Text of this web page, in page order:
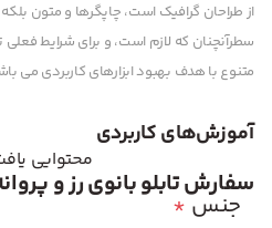
از طراحان گرافیک است، چاپگرها و متون
سطرآنچنان که لازم است، و برای شرایط فعلی
متنوع با هدف بهبود ابزارهای کاربردی می
آموزش‌های کاربردی
محتوایی
سفارش تابلو بانوی رز و
* جنس